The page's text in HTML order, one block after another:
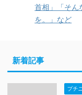
首相」「そん
を。」など
新着記事
プチ